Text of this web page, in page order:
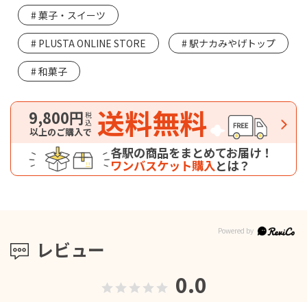
レビュー
0.0
菓子・スイーツ
PLUSTA ONLINE STORE 駅ナカみやげトップ
和菓子
9,800円税込
以上のご購入で 送料無料
各駅の商品をまとめてお届け！
ワンバスケット購入とは？